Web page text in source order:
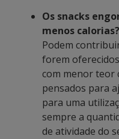
Os snacks
menos calorias?
Podem
forem
com menor teor
pensados para
para uma
sempre a
de atividade do